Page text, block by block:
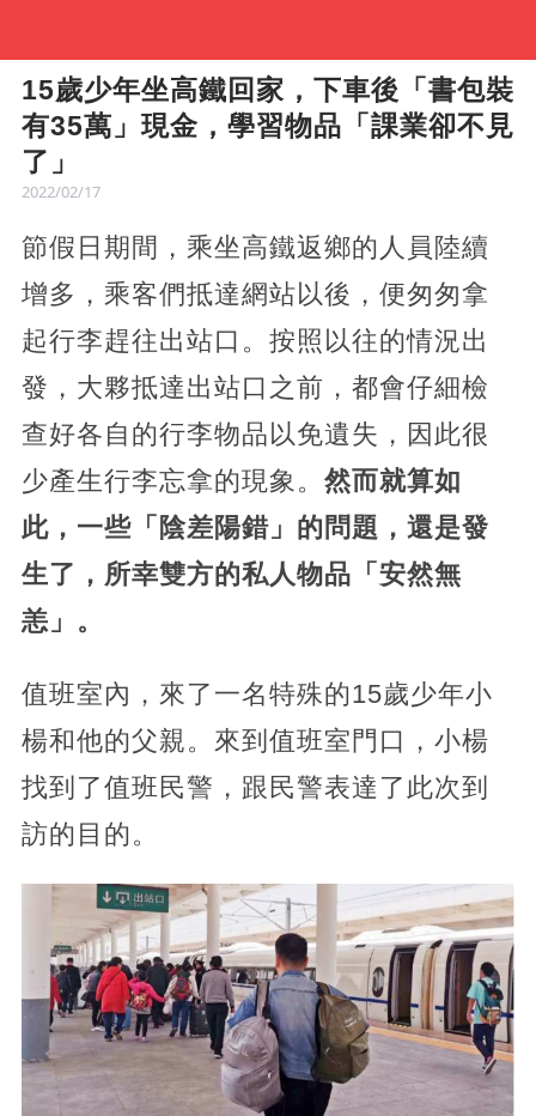
15歲少年坐高鐵回家，下車後「書包裝
有35萬」現金，學習物品「課業卻不見
了」
2022/02/17
節假日期間，乘坐高鐵返鄉的人員陸續
增多，乘客們抵達網站以後，便匆匆拿
起行李趕往出站口。按照以往的情況出
發，大夥抵達出站口之前，都會仔細檢
查好各自的行李物品以免遺失，因此很
少產生行李忘拿的現象。 然而就算如
此，一些「陰差陽錯」的問題，還是發
生了，所幸雙方的私人物品「安然無
恙」。
值班室內，來了一名特殊的15歲少年小
楊和他的父親。來到值班室門口，小楊
找到了值班民警，跟民警表達了此次到
訪的目的。